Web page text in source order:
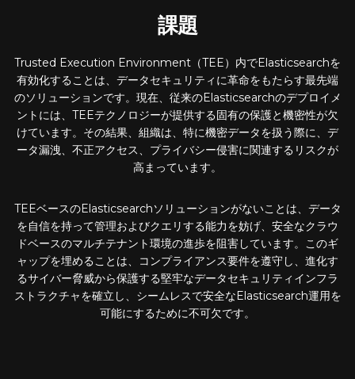
課題
Trusted Execution Environment（TEE）内でElasticsearchを
有効化することは、データセキュリティに革命をもたらす最先端
のソリューションです。現在、従来のElasticsearchのデプロイメ
ントには、TEEテクノロジーが提供する固有の保護と機密性が欠
けています。その結果、組織は、特に機密データを扱う際に、デ
ータ漏洩、不正アクセス、プライバシー侵害に関連するリスクが
高まっています。
TEEベースのElasticsearchソリューションがないことは、データ
を自信を持って管理およびクエリする能力を妨げ、安全なクラウ
ドベースのマルチテナント環境の進歩を阻害しています。このギ
ャップを埋めることは、コンプライアンス要件を遵守し、進化す
るサイバー脅威から保護する堅牢なデータセキュリティインフラ
ストラクチャを確立し、シームレスで安全なElasticsearch運用を
可能にするために不可欠です。